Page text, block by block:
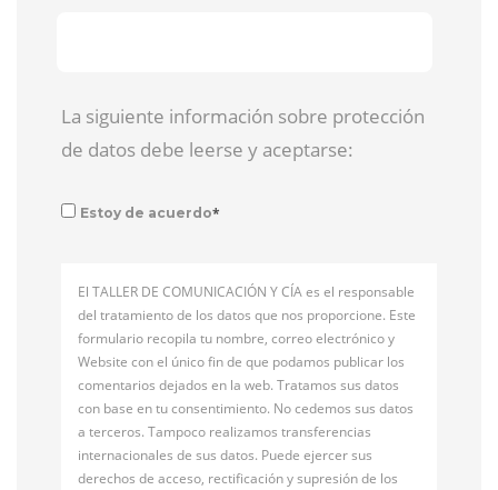
La siguiente información sobre protección
de datos debe leerse y aceptarse:
Estoy de acuerdo*
El TALLER DE COMUNICACIÓN Y CÍA es el responsable
del tratamiento de los datos que nos proporcione. Este
formulario recopila tu nombre, correo electrónico y
Website con el único fin de que podamos publicar los
comentarios dejados en la web. Tratamos sus datos
con base en tu consentimiento. No cedemos sus datos
a terceros. Tampoco realizamos transferencias
internacionales de sus datos. Puede ejercer sus
derechos de acceso, rectificación y supresión de los